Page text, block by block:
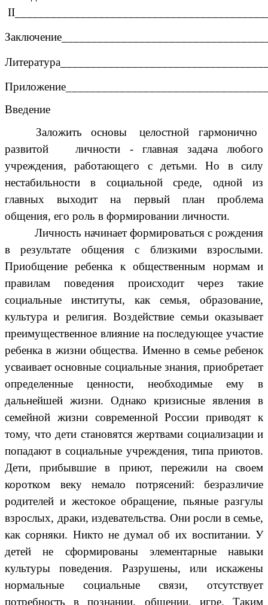
Введение
Заложить основы целостной гармонично
развитой личности - главная задача любого
учреждения, работающего с детьми. Но в силу
нестабильности в социальной среде, одной из
главных выходит на первый план проблема
общения, его роль в формировании личности.
Личность начинает формироваться с рождения
в результате общения с близкими взрослыми.
Приобщение ребенка к общественным нормам и
правилам поведения происходит через такие
социальные институты, как семья, образование,
культура и религия. Воздействие семьи оказывает
преимущественное влияние на последующее участие
ребенка в жизни общества. Именно в семье ребенок
усваивает основные социальные знания, приобретает
определенные ценности, необходимые ему в
дальнейшей жизни. Однако кризисные явления в
семейной жизни современной России приводят к
тому, что дети становятся жертвами социализации и
попадают в социальные учреждения, типа приютов.
Дети, прибывшие в приют, пережили на своем
коротком веку немало потрясений: безразличие
родителей и жестокое обращение, пьяные разгулы
взрослых, драки, издевательства. Они росли в семье,
как сорняки. Никто не думал об их воспитании. У
детей не сформированы элементарные навыки
культуры поведения. Разрушены, или искажены
нормальные социальные связи, отсутствует
потребность в познании, общении, игре. Таким